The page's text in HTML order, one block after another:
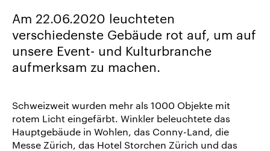
Karriere/Jobs
Referenz-
Index
Storys
DE
Am 22.06.2020 leuchteten
verschiedenste Gebäude rot auf, um auf
unsere Event- und Kulturbranche
aufmerksam zu machen.
Schweizweit wurden mehr als 1000 Objekte mit
rotem Licht eingefärbt. Winkler beleuchtete das
Hauptgebäude in Wohlen, das Conny-Land, die
Messe Zürich, das Hotel Storchen Zürich und das